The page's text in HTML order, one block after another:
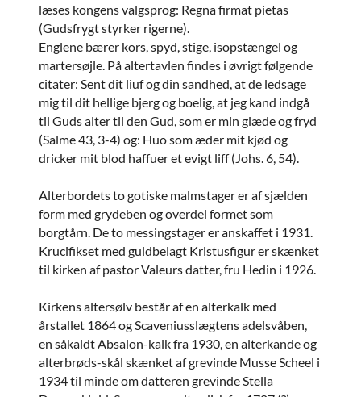
læses kongens valgsprog: Regna firmat pietas
(Gudsfrygt styrker rigerne).
Englene bærer kors, spyd, stige, isopstængel og
martersøjle. På altertavlen findes i øvrigt følgende
citater: Sent dit liuf og din sandhed, at de ledsage
mig til dit hellige bjerg og boelig, at jeg kand indgå
til Guds alter til den Gud, som er min glæde og fryd
(Salme 43, 3-4) og: Huo som æder mit kjød og
dricker mit blod haffuer et evigt liff (Johs. 6, 54).
Alterbordets to gotiske malmstager er af sjælden
form med grydeben og overdel formet som
borgtårn. De to messingstager er anskaffet i 1931.
Krucifikset med guldbelagt Kristusfigur er skænket
til kirken af pastor Valeurs datter, fru Hedin i 1926.
Kirkens altersølv består af en alterkalk med
årstallet 1864 og Scaveniusslægtens adelsvåben,
en såkaldt Absalon-kalk fra 1930, en alterkande og
alterbrøds-skål skænket af grevinde Musse Scheel i
1934 til minde om datteren grevinde Stella